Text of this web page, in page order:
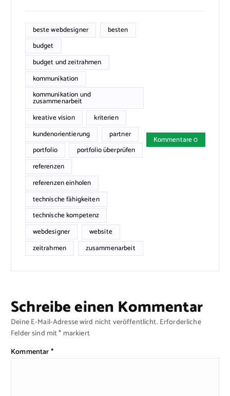
beste webdesigner
besten
budget
budget und zeitrahmen
kommunikation
kommunikation und
zusammenarbeit
kreative vision
kriterien
kundenorientierung
partner
portfolio
portfolio überprüfen
referenzen
referenzen einholen
technische fähigkeiten
technische kompetenz
webdesigner
website
zeitrahmen
zusammenarbeit
Kommentare 0
Schreibe einen Kommentar
Deine E-Mail-Adresse wird nicht veröffentlicht. Erforderliche
Felder sind mit*markiert
Kommentar*